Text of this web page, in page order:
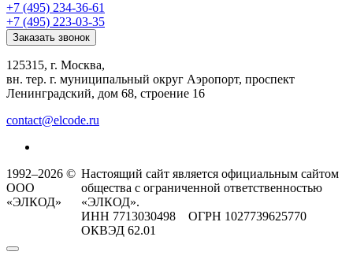
+7 (495) 234-36-61
+7 (495) 223-03-35
Заказать звонок
125315, г. Москва,
вн. тер. г. муниципальный округ Аэропорт, проспект
Ленинградский, дом 68, строение 16
contact@elcode.ru
1992–2026 ©
ООО
«ЭЛКОД»
Настоящий сайт является официальным сайтом
общества с ограниченной ответственностью
«ЭЛКОД».
ИНН 7713030498 ОГРН 1027739625770
ОКВЭД 62.01